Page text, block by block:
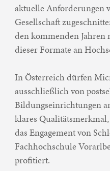
aktuelle Anforderungen
Gesellschaft
den kommenden Jahren
dieser Formate an
In Österreich dürfen
ausschließlich von
Bildungseinrichtungen
klares
das Engagement von
Fachhochschule
profitiert.